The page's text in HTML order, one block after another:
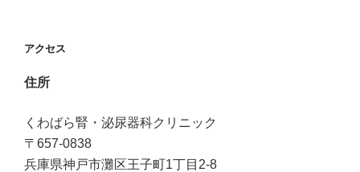
シ
ョ
ン
アクセス
住所
くわばら腎・泌尿器科クリニック
〒657-0838
兵庫県神戸市灘区王子町1丁目2-8